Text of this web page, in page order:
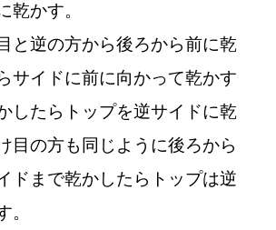
かす。
と逆の方から後ろから前に乾
サイドに前に向かって乾かす
したらトップを逆サイドに乾
目の方も同じように後ろから
ドまで乾かしたらトップは逆
。